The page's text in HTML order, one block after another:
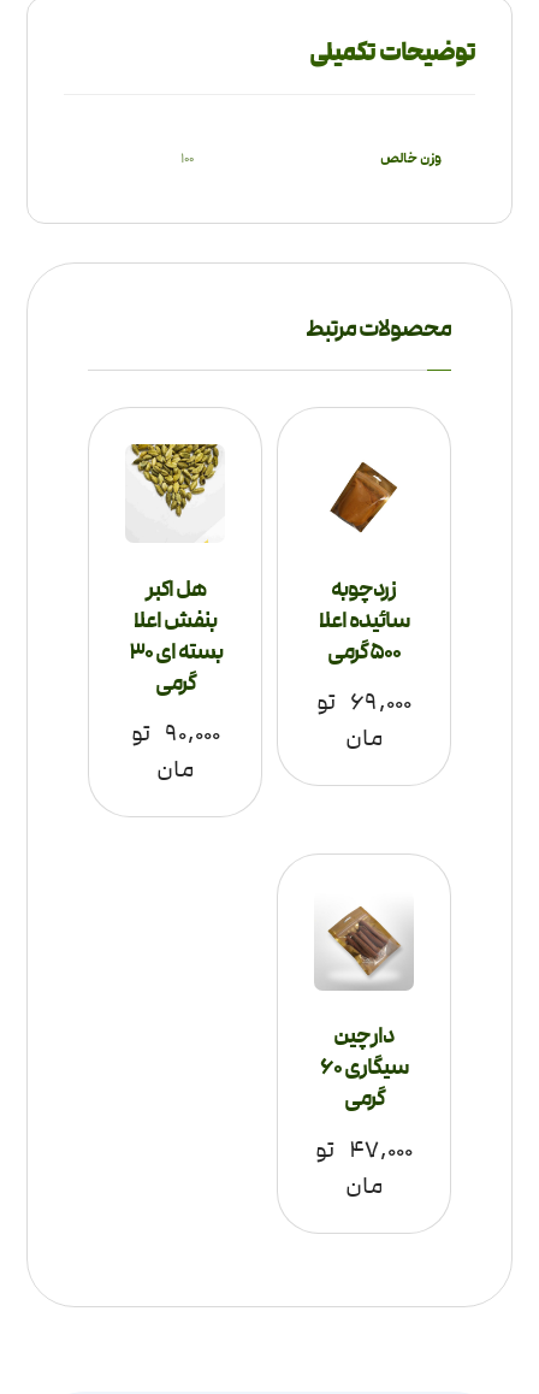
توضیحات تکمیلی
وزن خالص 100
محصولات مرتبط
زردچوبه
سائیده اعلا
500 گرمی
۶۹,۰۰۰ تو
مان
هل اکبر
بنفش اعلا
بسته ای 30
گرمی
۹۰,۰۰۰ تو
مان
دارچین
سیگاری 60
گرمی
۴۷,۰۰۰ تو
مان